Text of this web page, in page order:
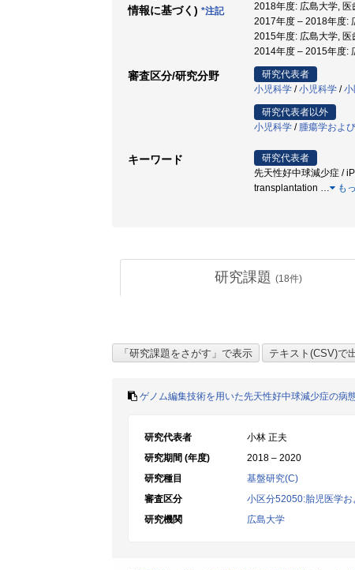
情報に基づく) *注記
2018年度: 広島大学,
2017年度 – 2018年度:
2015年度: 広島大学,
2014年度 – 2015年度:
審査区分/研究分野
研究代表者
小児科学 /小児科学 /
研究代表者以外
小児科学 / 腫瘍学およ
キーワード
研究代表者
先天性好中球減少症 /
transplantation … も
研究課題 (18件)
ゲノム編集技術を用いた先天性好中球減少症の病
研究代表者
小林 正夫
研究期間 (年度)
2018 – 2020
研究種目
基盤研究(C)
審査区分
小区分52050:胎児医学
研究機関
広島大学